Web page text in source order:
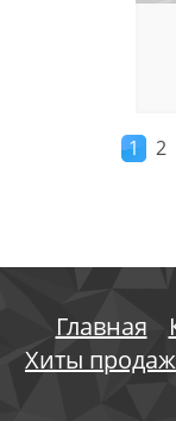
1 2
Главная
Хиты продаж